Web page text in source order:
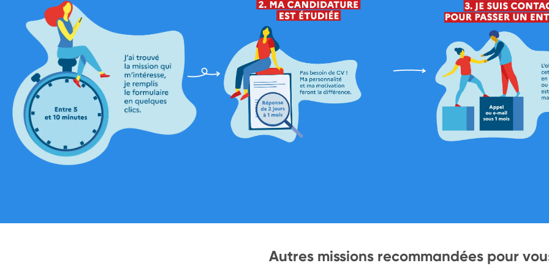
Autres missions recommandées pour